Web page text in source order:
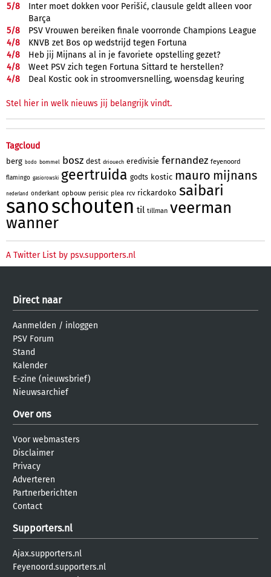
5/8
Inter moet dokken voor Perišić, clausule geldt alleen voor
Barça
5/8
PSV Vrouwen bereiken finale voorronde Champions League
4/8
KNVB zet Bos op wedstrijd tegen Fortuna
4/8
Heb jij Mijnans al in je favoriete opstelling gezet?
4/8
Weet PSV zich tegen Fortuna Sittard te herstellen?
4/8 Deal Kostic ook in stroomversnelling, woensdag keuring
Stel hier in welk nieuws jij belangrijk vindt.
Tagcloud
berg bodo bommel bosz dest driouech eredivisie fernandez feyenoord
flamingo gasiorowski geertruida godts kostic mauro mijnans
nederland onderkant opbouw perisic plea rcv rickardoko saibari
sanoschouten til tillman veerman
wanner
A Twitter List by psv.supporters.nl
Direct naar
Aanmelden / inloggen
PSV Forum
Stand
Kalender
E-zine (nieuwsbrief)
Nieuwsarchief
Over ons
Voor webmasters
Disclaimer
Privacy
Adverteren
Partnerberichten
Contact
Supporters.nl
Ajax.supporters.nl
Feyenoord.supporters.nl